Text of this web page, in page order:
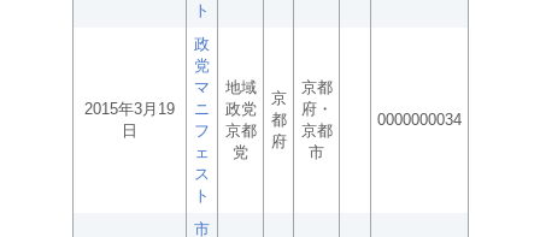
ト
2015年3月19
日
政
党
マ
ニ
フ
ェ
ス
ト
地域
政党
京都
党
京
都
府
京都
府・
京都
市
0000000034
市